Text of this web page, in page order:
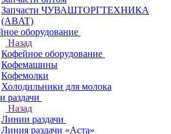
Запчасти ЧУВАШТОРГТЕХНИКА
(ABAT)
оборудование
Назад
Кофейное оборудование
Кофемашины
Кофемолки
Холодильники для молока
раздачи
Назад
Линии раздачи
Линия раздачи «Аста»